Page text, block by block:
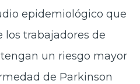
epidemiológico que
los trabajadores de
un riesgo mayor
de Parkinson